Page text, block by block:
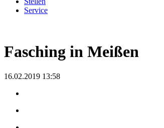
Service
Fasching in Meißen
16.02.2019 13:58